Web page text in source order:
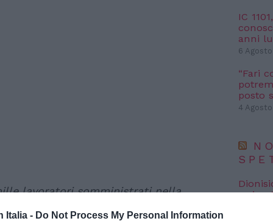
Italia - Do Not Process My Personal Information
lavoratori somministrati nella
restare a casa, il decreto flussi
IC
anni
6
“Fari
posto
4
arriva